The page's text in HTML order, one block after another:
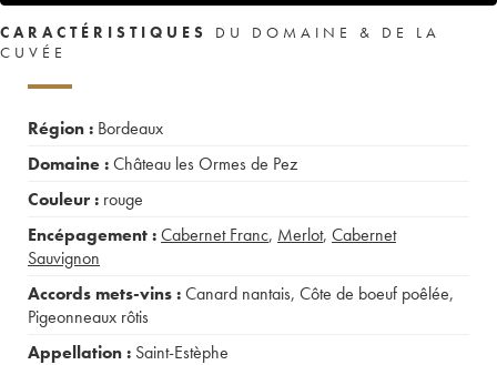
CARACTÉRISTIQUES
DU DOMAINE & DE LA
CUVÉE
Région : Bordeaux
Domaine :Château les Ormes de Pez
Couleur : rouge
Encépagement :Cabernet Franc, Merlot, Cabernet
Sauvignon
Accords mets-vins :Canard nantais, Côte de boeuf poêlée,
Pigeonneaux rôtis
Appellation : Saint-Estèphe